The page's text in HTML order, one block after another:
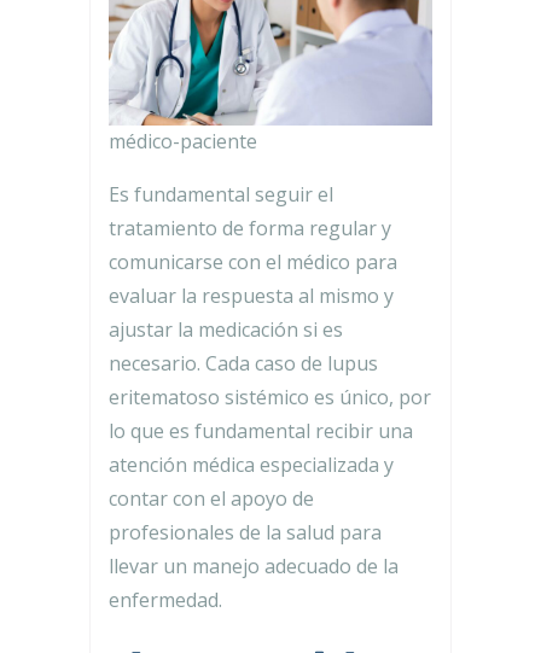
médico-paciente
Es fundamental seguir el
tratamiento de forma regular y
comunicarse con el médico para
evaluar la respuesta al mismo y
ajustar la medicación si es
necesario. Cada caso de lupus
eritematoso sistémico es único, por
lo que es fundamental recibir una
atención médica especializada y
contar con el apoyo de
profesionales de la salud para
llevar un manejo adecuado de la
enfermedad.